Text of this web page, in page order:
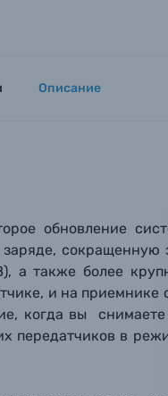
Тема
Тема
и видеокамер
Вами с
Имя*
Описание
обновление
), а также более
и на
когда вы снимаете
передатчиков в
Тема